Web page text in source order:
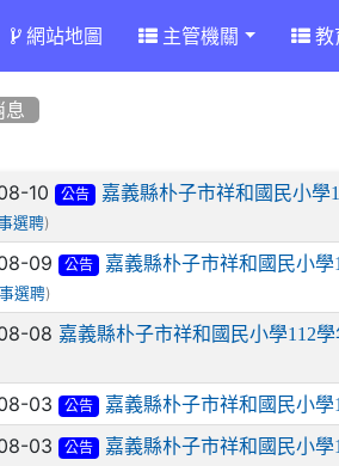
網站地圖 主管機關 教
息
列表
10 公告 嘉義縣朴子市祥和國民小學
選聘)
09 公告 嘉義縣朴子市祥和國民小
選聘)
08 嘉義縣朴子市祥和國民小學112
03 公告 嘉義縣朴子市祥和國民小
03 公告 嘉義縣朴子市祥和國民小